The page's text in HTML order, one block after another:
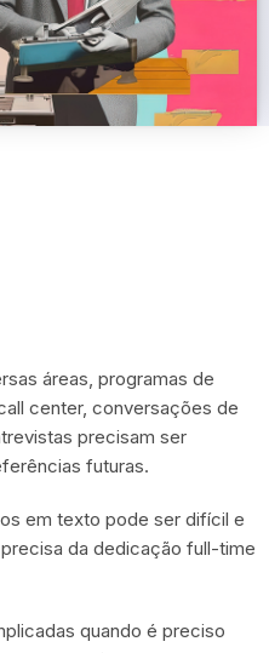
áreas, programas de
center, conversações de
precisam ser
futuras.
em texto pode ser difícil e
da dedicação full-time
quando é preciso